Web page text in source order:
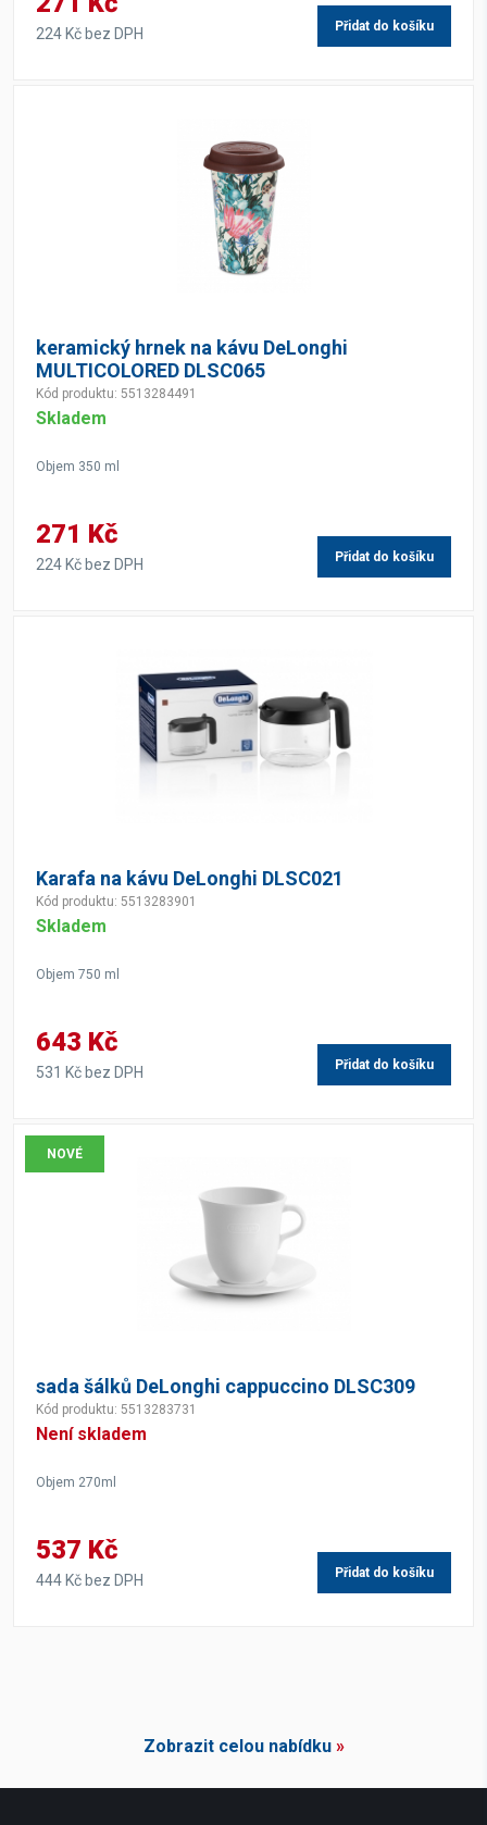
224 Kč bez DPH Přidat do košíku
keramický hrnek na kávu DeLonghi
MULTICOLORED DLSC065
Kód produktu: 5513284491
Skladem
Objem 350 ml
271 Kč
224 Kč bez DPH Přidat do košíku
Karafa na kávu DeLonghi DLSC021
Kód produktu: 5513283901
Skladem
Objem 750 ml
643 Kč
531 Kč bez DPH Přidat do košíku
NOVÉ
sada šálků DeLonghi cappuccino DLSC309
Kód produktu: 5513283731
Není skladem
Objem 270ml
537 Kč
444 Kč bez DPH Přidat do košíku
Zobrazit celou nabídku»